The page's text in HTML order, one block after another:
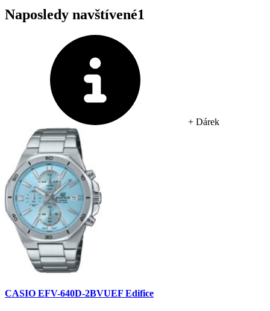
Naposledy navštívené1
+ Dárek
CASIO EFV-640D-2BVUEF Edifice